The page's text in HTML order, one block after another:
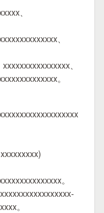
、
、
、
。
。
。